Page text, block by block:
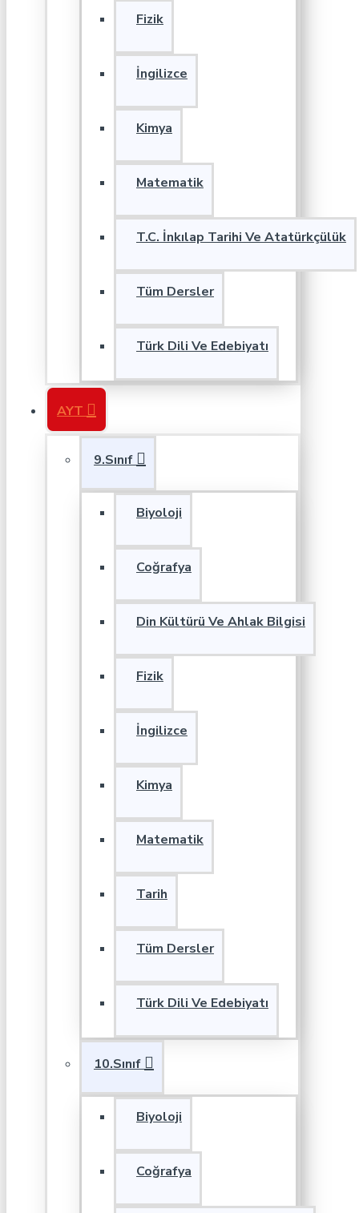
Fizik
İngilizce
Kimya
Matematik
T.C. İnkılap Tarihi Ve Atatürkçülük
Tüm Dersler
Türk Dili Ve Edebiyatı
AYT
9.Sınıf
Biyoloji
Coğrafya
Din Kültürü Ve Ahlak Bilgisi
Fizik
İngilizce
Kimya
Matematik
Tarih
Tüm Dersler
Türk Dili Ve Edebiyatı
10.Sınıf
Biyoloji
Coğrafya